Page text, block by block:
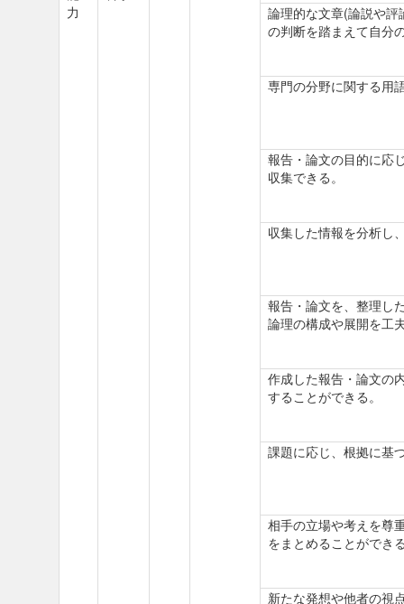
力
論理的な文章(論説や
の判断を踏まえて自分
専門の分野に関する用
報告・論文の目的に応
収集できる。
収集した情報を分析し
報告・論文を、整理し
論理の構成や展開を工
作成した報告・論文の
することができる。
課題に応じ、根拠に基
相手の立場や考えを尊
をまとめることができ
新たな発想や他者の視